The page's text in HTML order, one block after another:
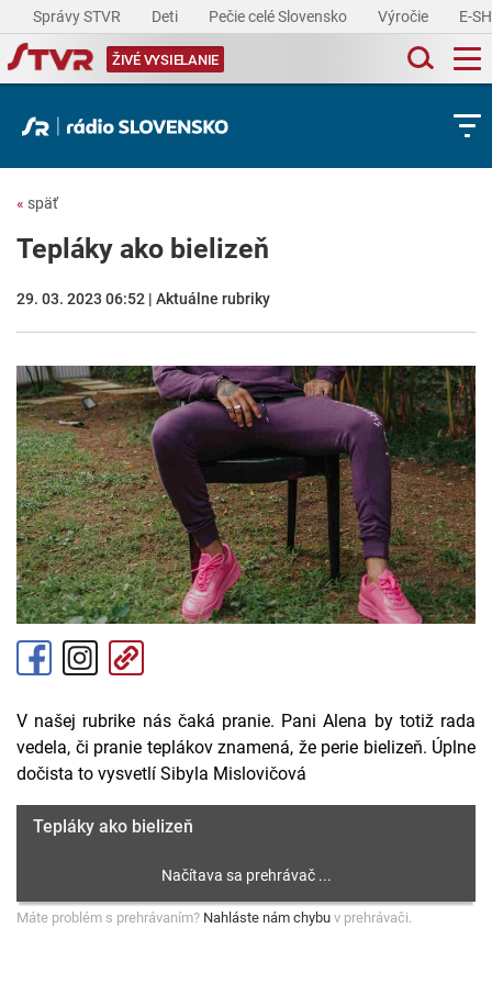
Správy STVR Deti Pečie celé Slovensko Výročie E-
ŽIVÉ VYSIELANIE
« späť
Tepláky ako bielizeň
29. 03. 2023 06:52 | Aktuálne rubriky
V našej rubrike nás čaká pranie. Pani Alena by totiž rada
vedela, či pranie teplákov znamená, že perie bielizeň. Úplne
dočista to vysvetlí Sibyla Mislovičová
Tepláky ako bielizeň
Máte problém s prehrávaním? Nahláste nám chybu v prehrávači.